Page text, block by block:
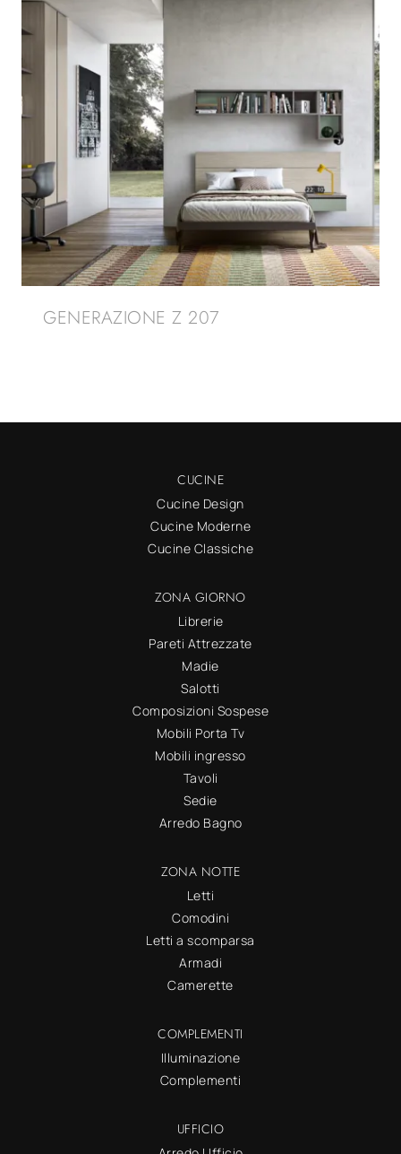
GENERAZIONE Z 207
CUCINE
Cucine Design
Cucine Moderne
Cucine Classiche
ZONA GIORNO
Librerie
Pareti Attrezzate
Madie
Salotti
Composizioni Sospese
Mobili Porta Tv
Mobili ingresso
Tavoli
Sedie
Arredo Bagno
ZONA NOTTE
Letti
Comodini
Letti a scomparsa
Armadi
Camerette
COMPLEMENTI
Illuminazione
Complementi
UFFICIO